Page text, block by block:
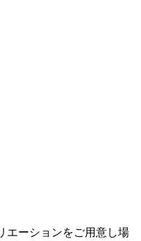
エーションをご用意し場